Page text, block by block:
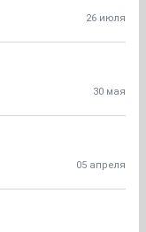
26 июля
30 мая
05 апреля